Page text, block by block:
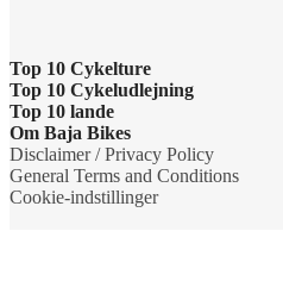
Top 10 Cykelture
Cykeltur i Barcelona: højdepunkterne
Cykeltur i Berlin: højdepunkterne
Tur til Paris: højdepunkter
Top 10 Cykeludlejning
Barcelona Cykeludlejning
Berlin Cykeludlejning
Paris Cykeludlejning
Top 10 lande
Cykelture i Holland
Cykelture i Portugal
Om Baja Bikes
Kontakt os
Disclaimer / Privacy Policy
General Terms and Conditions
Cookie-indstillinger